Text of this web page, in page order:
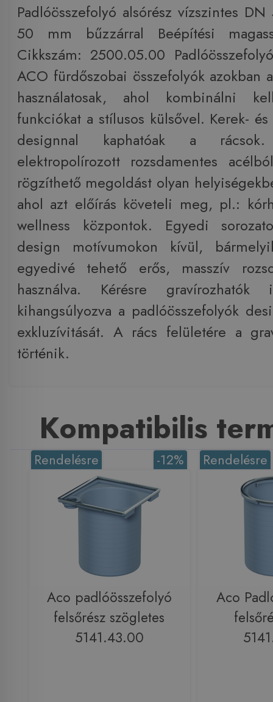
Padlóösszefolyó alsórész vízszintes
50 mm bűzzárral Beépítési
Cikkszám: 2500.05.00
ACO fürdőszobai összefolyók azokban
használatosak, ahol kombinálni
funkciókat a stílusos külsővel. Kerek-
designnal kaphatóak a rácsok.
elektropolírozott rozsdamentes
rögzíthető megoldást olyan
ahol azt előírás követeli meg, pl.:
wellness központok. Egyedi
design motívumokon kívül,
egyedivé tehető erős, masszív
használva. Kérésre
kihangsúlyozva a padlóösszefolyók
exkluzívitását. A rács felületére a
történik.
Kompatibilis
-12%
Rendelésre
Aco padlóösszefolyó
felsőrész szögletes
5141.43.00
Rendelésre
Aco